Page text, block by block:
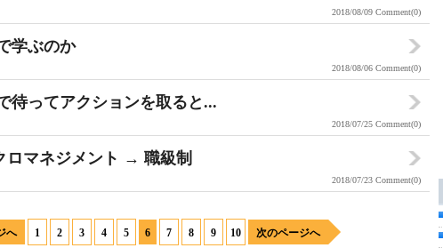
2018/08/09 Comment(0)
学ぶのか
2018/08/06 Comment(0)
待ってアクションを取ると...
2018/07/25 Comment(0)
ロマネジメント → 職級制
2018/07/23 Comment(0)
へ 1 2 3 4 5 6 7 8 9 10 次のページへ